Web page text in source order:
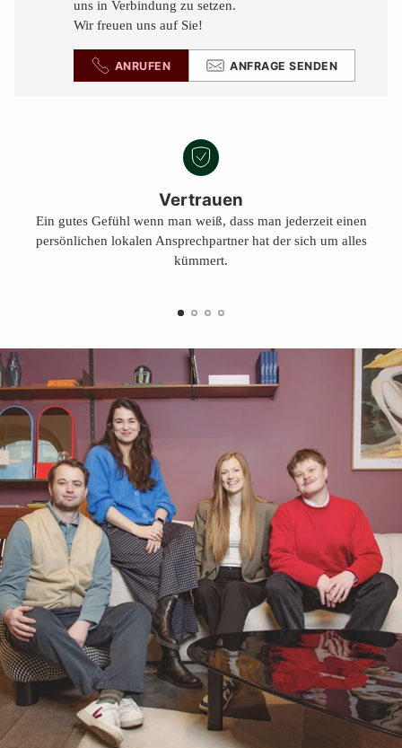
uns in Verbindung zu setzen.
Wir freuen uns auf Sie!
ANRUFEN ANFRAGE SENDEN
Vertrauen
Ein gutes Gefühl wenn man weiß, dass man jederzeit einen
persönlichen lokalen Ansprechpartner hat der sich um alles
kümmert.